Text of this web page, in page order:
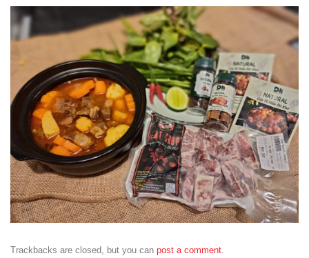
Trackbacks are closed, but you can post a comment.